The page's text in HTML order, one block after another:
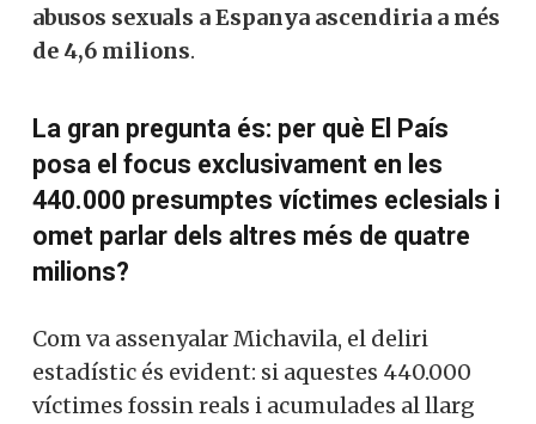
abusos sexuals a Espanya ascendiria a més
de 4,6 milions.
La gran pregunta és: per què El País
posa el focus exclusivament en les
440.000 presumptes víctimes eclesials i
omet parlar dels altres més de quatre
milions?
Com va assenyalar Michavila, el deliri
estadístic és evident: si aquestes 440.000
víctimes fossin reals i acumulades al llarg